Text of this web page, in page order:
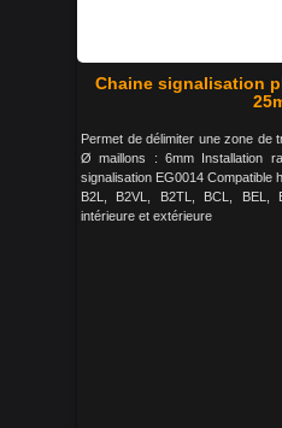
Chaine signalisation
Permet de délimiter une zone de
Ø maillons : 6mm Installation
signalisation EG0014 Compatible
B2L, B2VL, B2TL, BCL, BEL,
intérieure et extérieure